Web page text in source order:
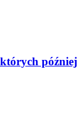
później